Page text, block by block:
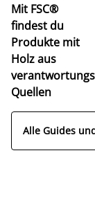
Mit FSC®
findest du
Produkte mit
Holz aus
Quellen
Alle Guides